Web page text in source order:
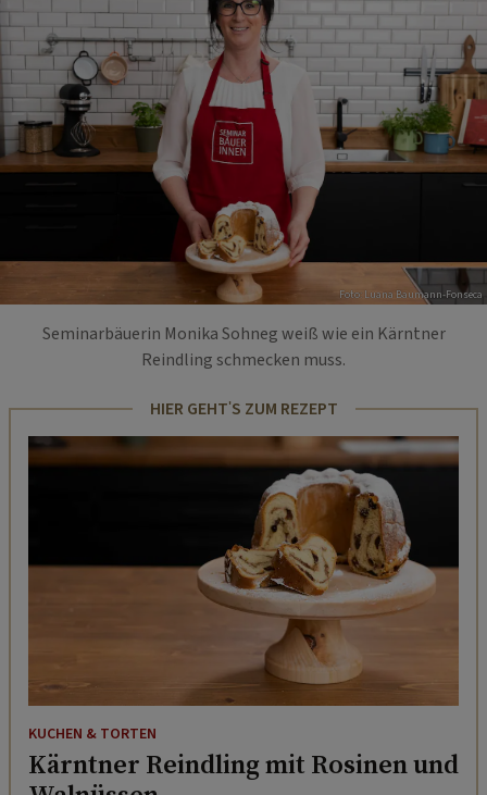
Foto: Luana Baumann-Fonseca
Seminarbäuerin Monika Sohneg weiß wie ein Kärntner
Reindling schmecken muss.
HIER GEHT'S ZUM REZEPT
KUCHEN & TORTEN
Kärntner Reindling mit Rosinen und